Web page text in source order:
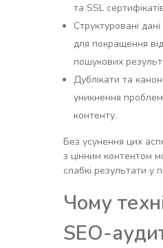
та SSL
Структуровані
для покращення
пошукових
Дублікати та
уникнення
контенту.
Без усунення цих
з цінним контентом
слабкі результати у
Чому
SEO-